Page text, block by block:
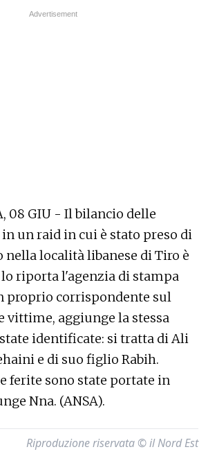
08 GIU - Il bilancio delle
un raid in cui è stato preso di
località libanese di Tiro è
riporta l'agenzia di stampa
proprio corrispondente sul
vittime, aggiunge la stessa
identificate: si tratta di Ali
e di suo figlio Rabih.
ferite sono state portate in
Nna. (ANSA).
Riproduzione riservata © il Nord Est